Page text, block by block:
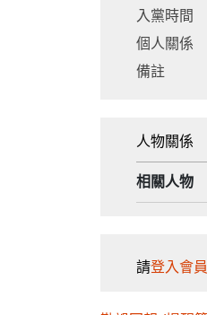
入黨時間
個人關係
備註
人物關係
相關人物
請登入會員